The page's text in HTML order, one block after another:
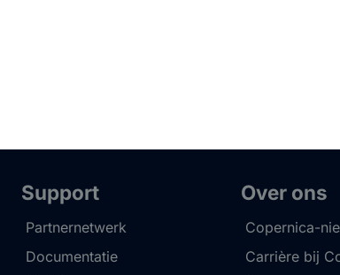
Support
Partnernetwerk
Documentatie
Over ons
Copernica-
Carrière bij